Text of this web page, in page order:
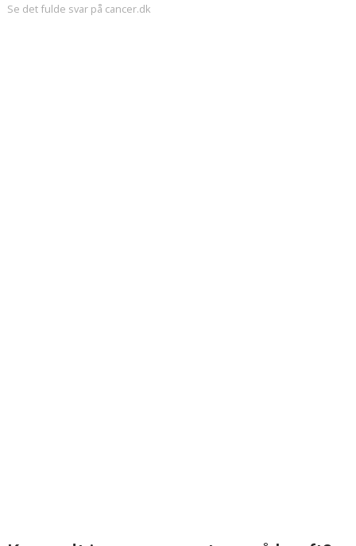
Se det fulde svar på cancer.dk